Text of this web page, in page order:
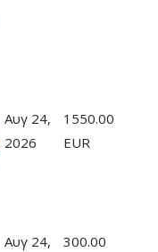
Αυγ 24,
2026
1550.00
EUR
Αυγ 24,
300.00